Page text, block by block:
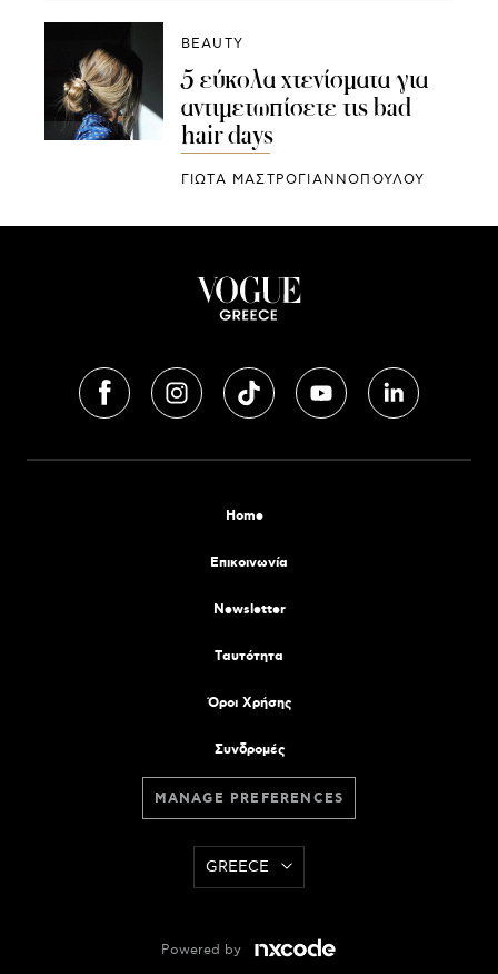
BEAUTY
5 εύκολα χτενίσματα για
αντιμετωπίσετε τις bad
hair days
ΓΙΩΤΑ ΜΑΣΤΡΟΓΙΑΝΝΟΠΟΥΛΟΥ
Home
Επικοινωνία
Newsletter
Tαυτότητα
Όροι Χρήσης
Συνδρομές
MANAGE PREFERENCES
GREECE
Powered by